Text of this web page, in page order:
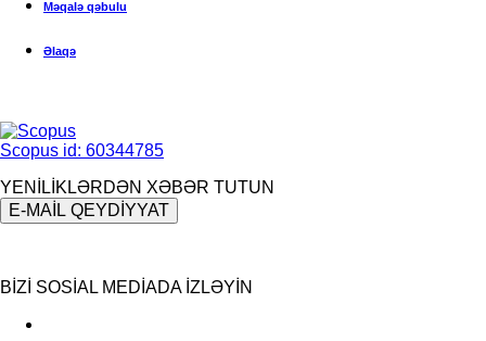
Məqalə qəbulu
Əlaqə
Scopus id: 60344785
YENİLİKLƏRDƏN XƏBƏR TUTUN
E-MAİL QEYDİYYAT
BİZİ SOSİAL MEDİADA İZLƏYİN